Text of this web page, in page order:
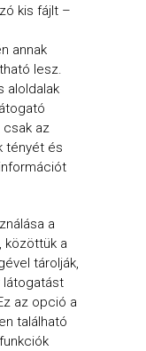
kis fájlt –
annak
lesz.
aloldalak
az
tényét és
a
közöttük a
tárolják,
látogatást
az opció a
található